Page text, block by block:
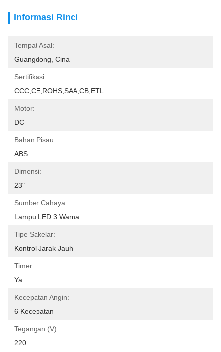
Informasi Rinci
Tempat Asal:
Guangdong, Cina
Sertifikasi:
CCC,CE,ROHS,SAA,CB,ETL
Motor:
DC
Bahan Pisau:
ABS
Dimensi:
23"
Sumber Cahaya:
Lampu LED 3 Warna
Tipe Sakelar:
Kontrol Jarak Jauh
Timer:
Ya.
Kecepatan Angin:
6 Kecepatan
Tegangan (V):
220